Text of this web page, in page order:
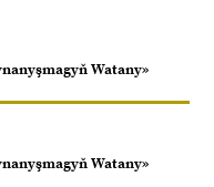
Watany»
Watany»